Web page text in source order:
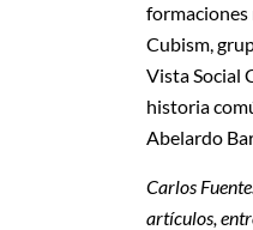
formaciones
Cubism,
Vista Social
historia
Abelardo
Carlos
artículos,